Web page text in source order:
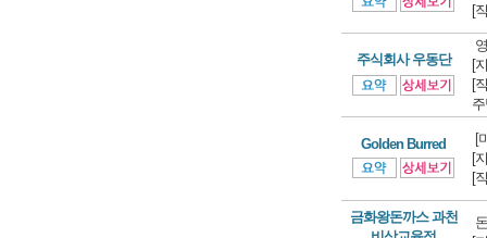
[
주식회사 우동단
[
[
Golden Burred
[
[
[
금화왕돈까스 과천